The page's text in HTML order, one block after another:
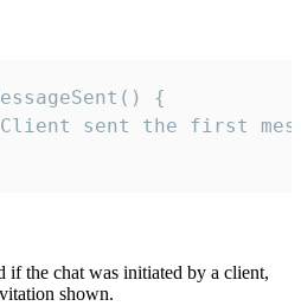
{
sent the first
if the chat was initiated by a client,
shown.